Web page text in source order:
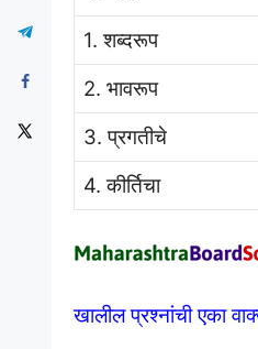
1. शब्दरूप
2. भावरूप
3. प्रगतीचे
4. कीर्तिचा
खालील प्रश्नांची एका